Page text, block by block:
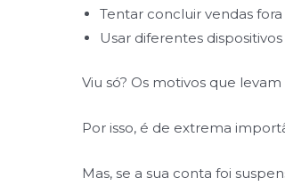
Tentar concluir vendas
Usar diferentes
Viu só? Os motivos que
Por isso, é de extrema
Mas, se a sua conta foi